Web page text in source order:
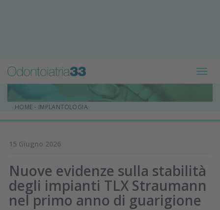
HOME - IMPLANTOLOGIA
15 Giugno 2026
Nuove evidenze sulla stabilità
degli impianti TLX Straumann
nel primo anno di guarigione